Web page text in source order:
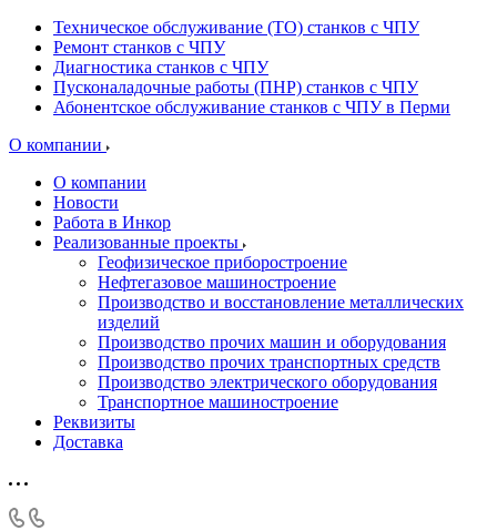
Техническое обслуживание (ТО) станков с ЧПУ
Ремонт станков с ЧПУ
Диагностика станков с ЧПУ
Пусконаладочные работы (ПНР) станков с ЧПУ
Абонентское обслуживание станков с ЧПУ в Перми
О компании
О компании
Новости
Работа в Инкор
Реализованные проекты
Геофизическое приборостроение
Нефтегазовое машиностроение
Производство и восстановление металлических
изделий
Производство прочих машин и оборудования
Производство прочих транспортных средств
Производство электрического оборудования
Транспортное машиностроение
Реквизиты
Доставка